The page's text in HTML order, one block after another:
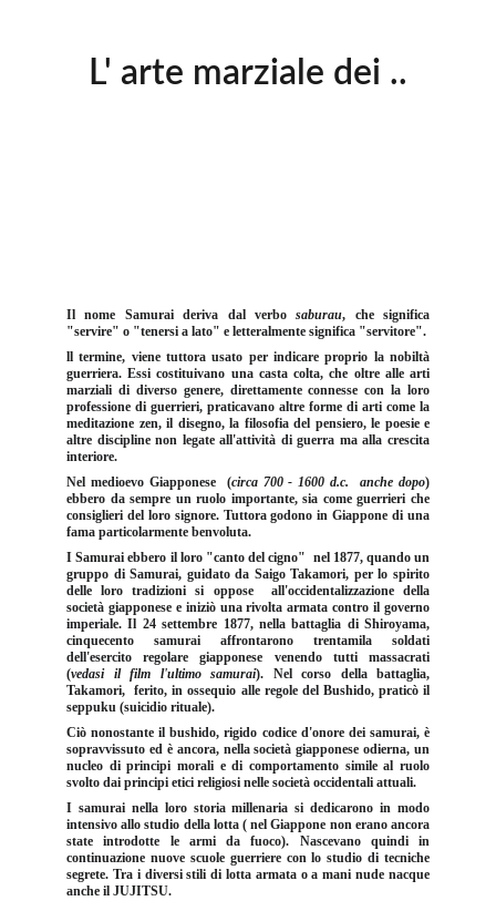
Il nome Samurai deriva dal verbosaburau, che significa
"servire" o "tenersi a lato" e letteralmente significa "servitore".
ll termine, viene tuttora usato per indicare proprio la nobiltà
guerriera. Essi costituivano una casta colta, che oltre alle arti
marziali di diverso genere, direttamente connesse con la loro
professione di guerrieri, praticavano altre forme di arti come la
meditazione zen, il disegno, la filosofia del pensiero, le poesie e
altre discipline non legate all'attività di guerra ma alla crescita
interiore.
Nel medioevo Giapponese (circa 700 - 1600 d.c. anche dopo)
ebbero da sempre un ruolo importante, sia come guerrieri che
consiglieri del loro signore. Tuttora godono in Giappone di una
fama particolarmente benvoluta.
I Samurai ebbero il loro "canto del cigno" nel 1877, quando un
gruppo di Samurai, guidato da Saigo Takamori, per lo spirito
delle loro tradizioni si oppose all'occidentalizzazione della
società giapponese e iniziò una rivolta armata contro il governo
imperiale. Il 24 settembre 1877, nella battaglia di Shiroyama,
cinquecento samurai affrontarono trentamila soldati
dell'esercito regolare giapponese venendo tutti massacrati
(vedasi il film l'ultimo samurai). Nel corso della battaglia,
Takamori, ferito, in ossequio alle regole del Bushido, praticò il
seppuku (suicidio rituale).
Ciò nonostante il bushido, rigido codice d'onore dei samurai, è
sopravvissuto ed è ancora, nella società giapponese odierna, un
nucleo di principi morali e di comportamento simile al ruolo
svolto dai principi etici religiosi nelle società occidentali attuali.
I samurai nella loro storia millenaria si dedicarono in modo
intensivo allo studio della lotta ( nel Giappone non erano ancora
state introdotte le armi da fuoco). Nascevano quindi in
continuazione nuove scuole guerriere con lo studio di tecniche
segrete. Tra i diversi stili di lotta armata o a mani nude nacque
anche il JUJITSU.
L' arte marziale dei ..